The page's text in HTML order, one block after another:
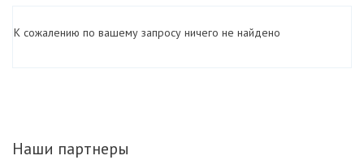
К сожалению по вашему запросу ничего не найдено
Наши партнеры